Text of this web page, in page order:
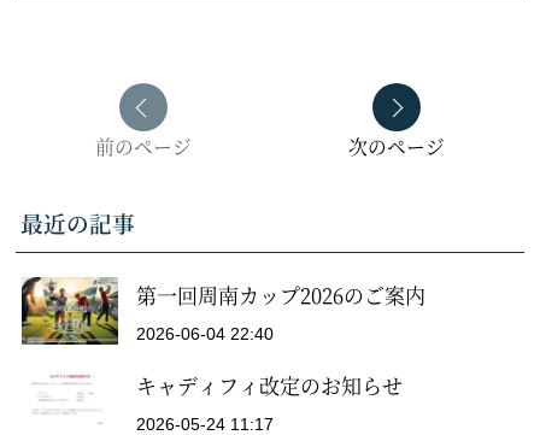
前のページ 次のページ
最近の記事
第一回周南カップ2026のご案内
2026-06-04 22:40
キャディフィ改定のお知らせ
2026-05-24 11:17